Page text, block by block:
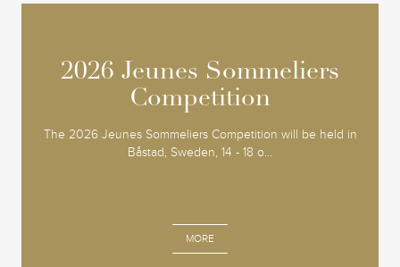
2026 Jeunes Sommeliers
Competition
The 2026 Jeunes Sommeliers Competition will be held in
Båstad, Sweden, 14 - 18 o...
MORE
2026 Jeunes Sommeliers
Competition